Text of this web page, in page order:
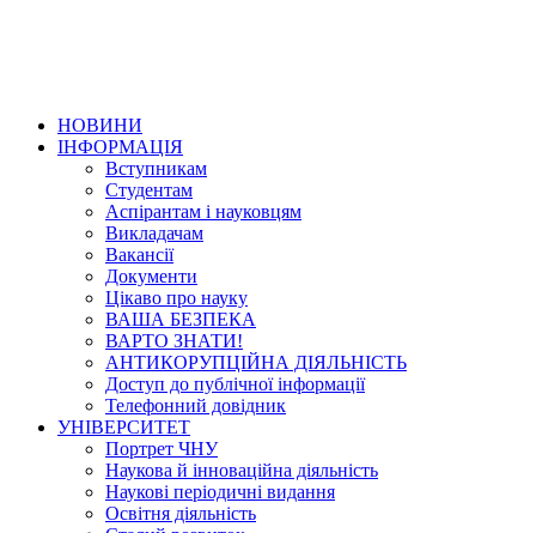
НОВИНИ
ІНФОРМАЦІЯ
Вступникам
Студентам
Аспірантам і науковцям
Викладачам
Вакансії
Документи
Цікаво про науку
ВАША БЕЗПЕКА
ВАРТО ЗНАТИ!
АНТИКОРУПЦІЙНА ДІЯЛЬНІСТЬ
Доступ до публічної інформації
Телефонний довідник
УНІВЕРСИТЕТ
Портрет ЧНУ
Наукова й інноваційна діяльність
Наукові періодичні видання
Освітня діяльність